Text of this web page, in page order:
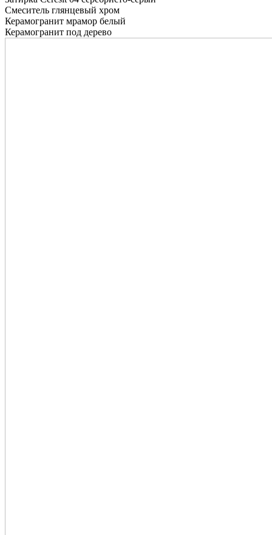
Смеситель глянцевый хром
Керамогранит мрамор белый
Керамогранит под дерево